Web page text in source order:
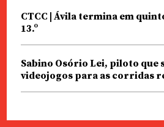
CTCC | Ávila termina em
13.º
Sabino Osório Lei, piloto que
videojogos para as corridas